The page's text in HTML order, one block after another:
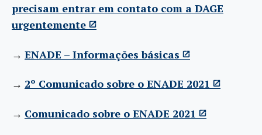
precisam entrar em contato com a DAGE
urgentemente
→ ENADE – Informações básicas
→ 2º Comunicado sobre o ENADE 2021
→ Comunicado sobre o ENADE 2021